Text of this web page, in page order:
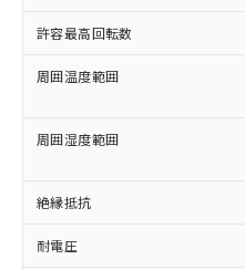
許容最高回転数
周囲温度範囲
周囲湿度範囲
絶縁抵抗
耐電圧
本サービスは、
商品の当社在
(税抜)を提供
当社制御機器
本サービスの
ことをご了承
在庫状況およ
記載している
タに基づき作
調査・確認中：EU
非含有の対応状況
商品です。
非該当品：ライセ
害物質有無と関係の
仕入先様の事情によ
いたものが、含有
むを得ず変更するこ
鉛(Pb) 1000ppm以下、
※1 中国RoHS○×
「○」：最大均質材
基準値以下であるこ
「×」：最大均質材
基準値を超えている
「－」：未確認で
い合わせください。
*中国RoHS10物質の基準
当社は、これ
為替および外
（以下｢規制貨
または国外へ
国政府の輸出